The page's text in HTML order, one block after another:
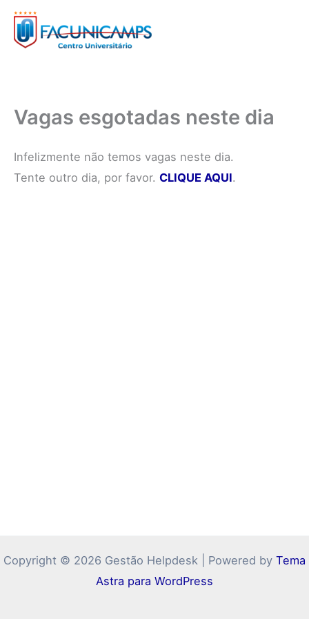
para
Vagas esgotadas neste dia
Infelizmente não temos vagas neste dia.
Tente outro dia, por favor. CLIQUE AQUI.
Copyright © 2026 Gestão Helpdesk | Powered by Tema
Astra para WordPress